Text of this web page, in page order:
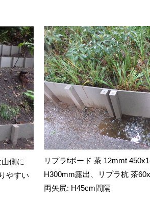
側に
やすい
リプラfボード 茶 12mmt
H300mm露出、リプラ杭 茶
両矢尻: H45cm間隔